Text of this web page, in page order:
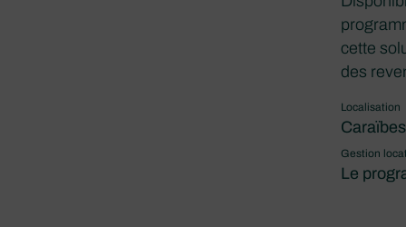
cette
des
Localisation
Caraïbes
Gestion
Le